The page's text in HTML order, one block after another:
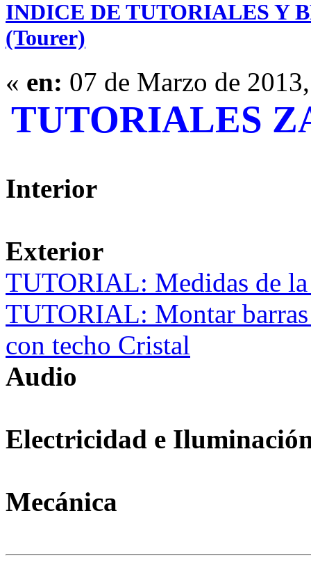
INDICE DE TUTORIALES Y
(Tourer)
« en: 07 de Marzo de
TUTORIALES
Interior
Exterior
TUTORIAL: Medidas de
TUTORIAL: Montar
con techo Cristal
Audio
Electricidad e
Mecánica